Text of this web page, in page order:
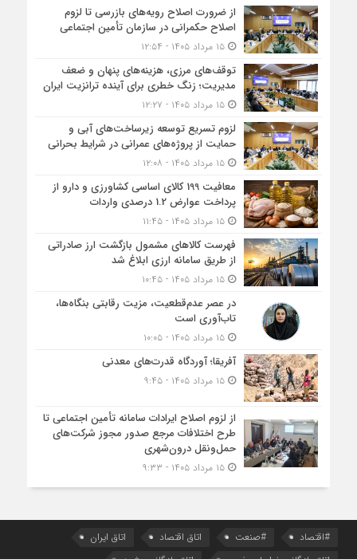
از ضرورت اصلاح رویه‌های بازرسی تا لزوم
اصلاح حکمرانی در سازمان تأمین اجتماعی
۱۵ مرداد ۱۴۰۵ - ۱۲:۵۴
توقف‌های مرزی، هزینه‌های پنهان و ضعف
مدیریت؛ زنگ خطری برای آینده ترانزیت ایران
۱۵ مرداد ۱۴۰۵ - ۱۲:۲۷
لزوم تسریع توسعه زیرساخت‌های آبی و
حمایت از پروژه‌های عمرانی در شرایط بحرانی
۱۵ مرداد ۱۴۰۵ - ۱۲:۰۸
معافیت 199 کالای اساسی کشاورزی و دارو از
پرداخت عوارض 1.2 درصدی واردات
۱۵ مرداد ۱۴۰۵ - ۱۱:۴۵
فهرست کالاهای مشمول بازگشت ارز صادراتی
از طریق سامانه ارزی ابلاغ شد
۱۵ مرداد ۱۴۰۵ - ۱۰:۴۵
در عصر عدم‌قطعیت، مزیت رقابتی بنگاه‌ها،
تاب‌آوری است
۱۵ مرداد ۱۴۰۵ - ۱۰:۰۵
آفریقا؛ آوردگاه قدرت‌های معدنی
۱۵ مرداد ۱۴۰۵ - ۹:۴۵
از لزوم اصلاح ایرادات سامانه تأمین اجتماعی تا
طرح اختلافات مرجع صدور مجوز شرکت‌های
حمل‌ونقل درون‌شهری
۱۵ مرداد ۱۴۰۵ - ۹:۳۳
#اقتصاد #صنعت اتاق اقتصاد
اتاق ایران